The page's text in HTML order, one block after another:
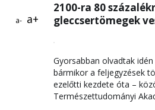
a- a+
2100-ra 80
gleccsertömegek
Gyorsabban olvadtak
bármikor a feljegyzések
ezelőtti kezdete óta –
Természettudományi